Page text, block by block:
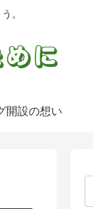
。
開設の想い